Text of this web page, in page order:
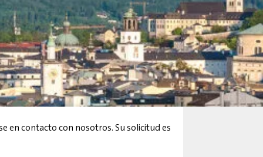
en contacto con nosotros. Su solicitud es